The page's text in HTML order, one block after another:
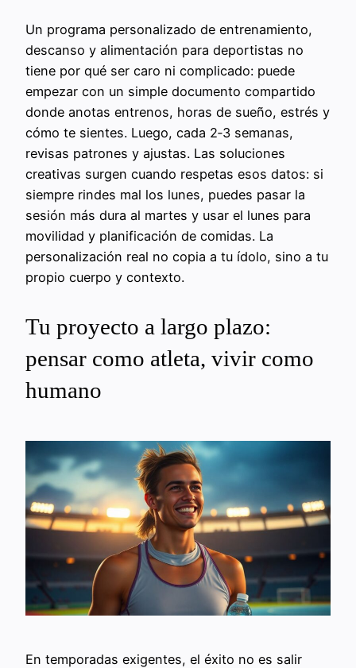
Un programa personalizado de entrenamiento,
descanso y alimentación para deportistas no
tiene por qué ser caro ni complicado: puede
empezar con un simple documento compartido
donde anotas entrenos, horas de sueño, estrés y
cómo te sientes. Luego, cada 2‑3 semanas,
revisas patrones y ajustas. Las soluciones
creativas surgen cuando respetas esos datos: si
siempre rindes mal los lunes, puedes pasar la
sesión más dura al martes y usar el lunes para
movilidad y planificación de comidas. La
personalización real no copia a tu ídolo, sino a tu
propio cuerpo y contexto.
Tu proyecto a largo plazo:
pensar como atleta, vivir como
humano
En temporadas exigentes, el éxito no es salir